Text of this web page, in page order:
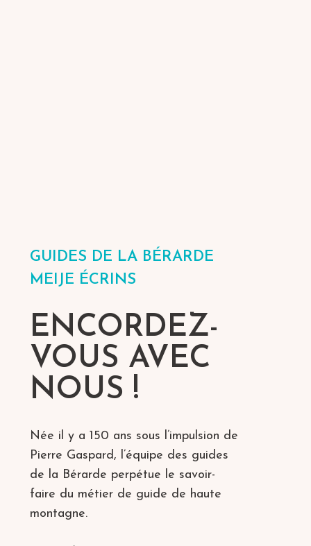
GUIDES DE LA BÉRARDE
MEIJE ÉCRINS
ENCORDEZ-
VOUS AVEC
NOUS !​
Née il y a 150 ans sous l’impulsion de
Pierre Gaspard, l’équipe des guides
de la Bérarde perpétue le savoir-
faire du métier de guide de haute
montagne.